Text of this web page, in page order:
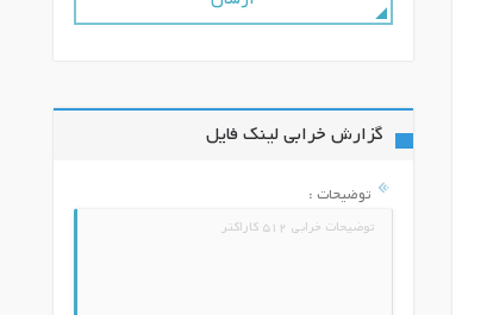
گزارش خرابی لینک فایل
توضیحات :